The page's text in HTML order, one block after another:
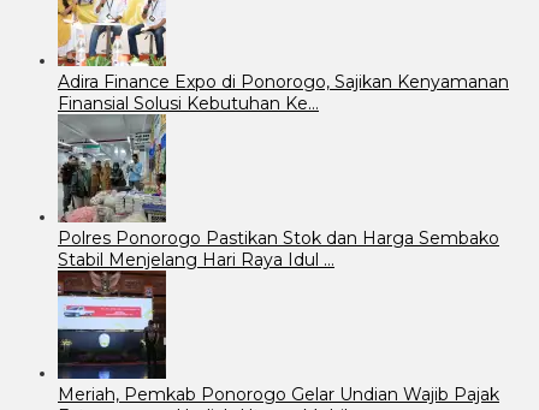
Adira Finance Expo di Ponorogo, Sajikan Kenyamanan
Finansial Solusi Kebutuhan Ke…
Polres Ponorogo Pastikan Stok dan Harga Sembako
Stabil Menjelang Hari Raya Idul …
Meriah, Pemkab Ponorogo Gelar Undian Wajib Pajak